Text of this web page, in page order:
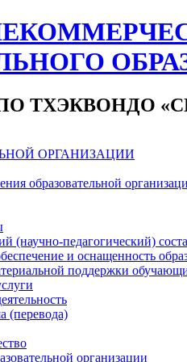
ТХЭКВОНДО
ОРГАНИЗАЦИИ
образовательной
(научно-педагогический)
и оснащенность
поддержки
(перевода)
организации